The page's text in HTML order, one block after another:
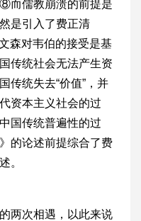
而儒教崩溃的前提是
是引入了费正清
森对韦伯的接受是基
传统社会无法产生资
传统失去“价值”，并
资本主义社会的过
国传统普遍性的过
的论述前提综合了费
。
次相遇，以此来说